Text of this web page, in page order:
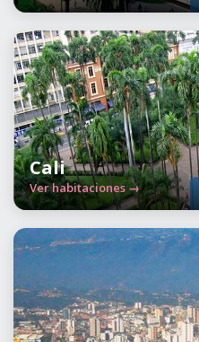
Cali
Ver habitaciones →